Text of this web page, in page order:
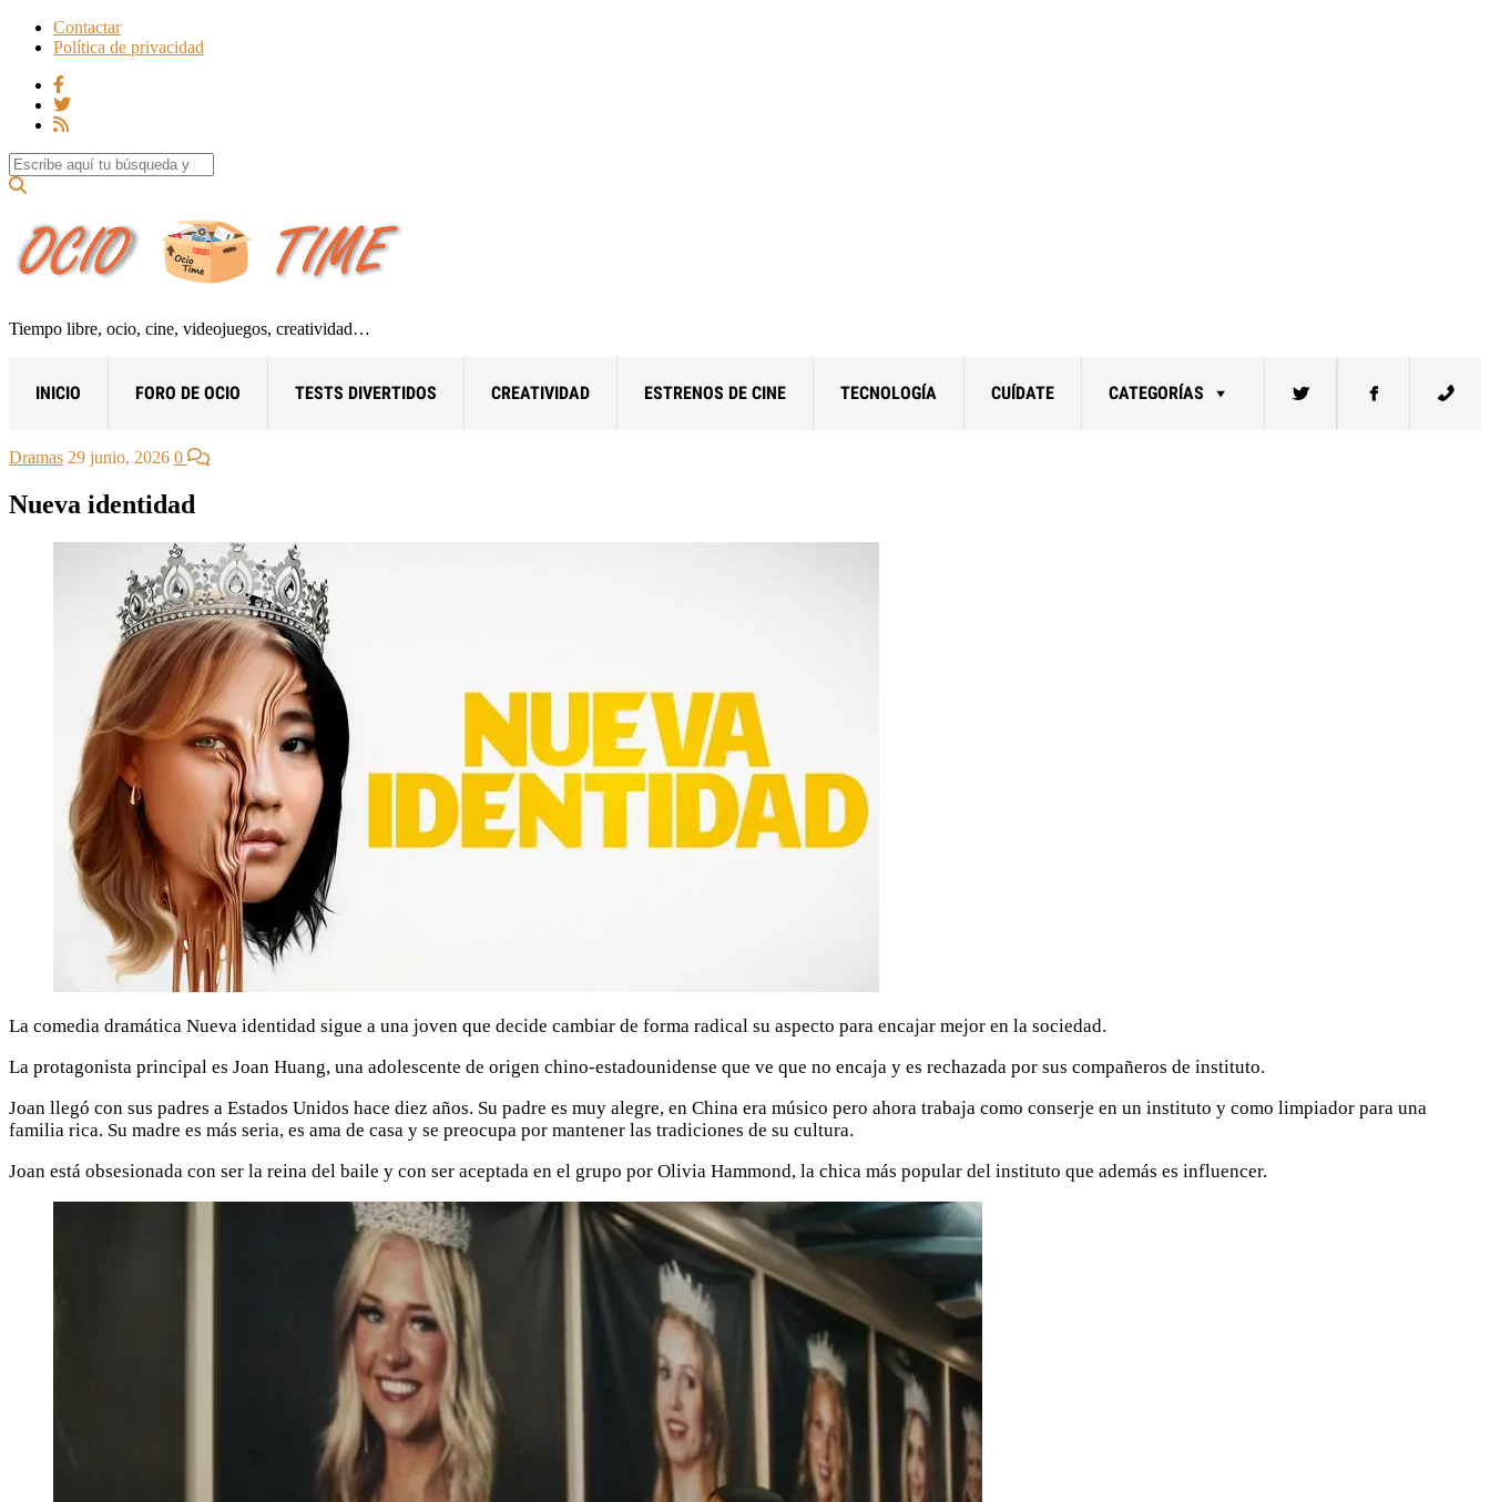
Contactar
Política de privacidad
Search for:
Tiempo libre, ocio, cine, videojuegos, creatividad…
INICIO FORO DE OCIO TESTS DIVERTIDOS CREATIVIDAD ESTRENOS DE CINE TECNOLOGÍA CUÍDATE CATEGORÍAS
Dramas 29 junio, 2026 0
Nueva identidad
La comedia dramática Nueva identidad sigue a una joven que decide cambiar de forma radical su aspecto para encajar mejor en la sociedad.
La protagonista principal es Joan Huang, una adolescente de origen chino-estadounidense que ve que no encaja y es rechazada por sus compañeros de instituto.
Joan llegó con sus padres a Estados Unidos hace diez años. Su padre es muy alegre, en China era músico pero ahora trabaja como conserje en un instituto y como limpiador para una
familia rica. Su madre es más seria, es ama de casa y se preocupa por mantener las tradiciones de su cultura.
Joan está obsesionada con ser la reina del baile y con ser aceptada en el grupo por Olivia Hammond, la chica más popular del instituto que además es influencer.